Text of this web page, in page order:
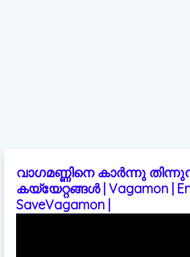
വാഗമണ്ണിനെ കാർന്നു
കയ്യേറ്റങ്ങൾ | Vagamon |
SaveVagamon |